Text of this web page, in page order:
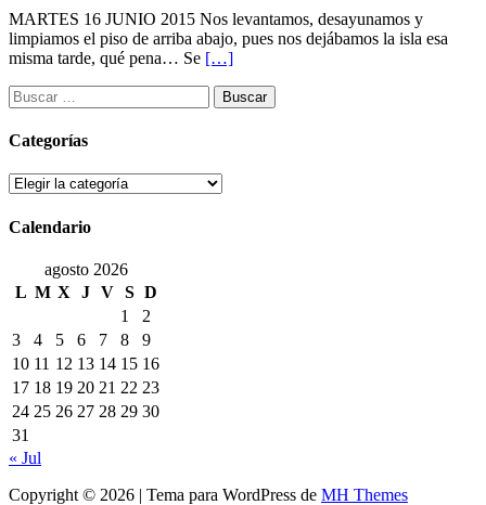
MARTES 16 JUNIO 2015 Nos levantamos, desayunamos y
limpiamos el piso de arriba abajo, pues nos dejábamos la isla esa
misma tarde, qué pena… Se […]
Buscar:
Categorías
Categorías
Calendario
agosto 2026
L M X J V S D
1
2
3
4 5 6 7 8
9
10 11 12 13 14 15 16
17 18 19 20 21 22 23
24 25 26 27 28 29 30
31
« Jul
Copyright © 2026 | Tema para WordPress de MH Themes